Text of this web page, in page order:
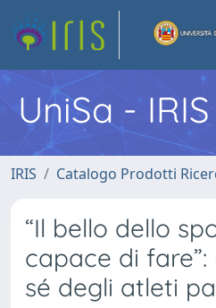
UniSa - IRIS
IRIS Catalogo Prodotti
“Il bello dello
capace di
sé degli atleti